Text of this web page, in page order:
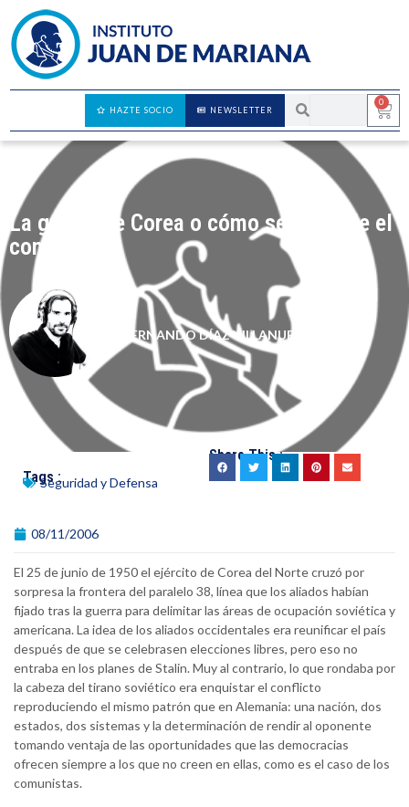
0
NEWSLETTER
HAZTE SOCIO
La guerra de Corea o cómo se expande el
comunismo
FERNANDO DÍAZ VILLANUEVA
Tags :Seguridad y Defensa
Share This :
08/11/2006
El 25 de junio de 1950 el ejército de Corea del Norte cruzó por
sorpresa la frontera del paralelo 38, línea que los aliados habían
fijado tras la guerra para delimitar las áreas de ocupación soviética y
americana. La idea de los aliados occidentales era reunificar el país
después de que se celebrasen elecciones libres, pero eso no
entraba en los planes de Stalin. Muy al contrario, lo que rondaba por
la cabeza del tirano soviético era enquistar el conflicto
reproduciendo el mismo patrón que en Alemania: una nación, dos
estados, dos sistemas y la determinación de rendir al oponente
tomando ventaja de las oportunidades que las democracias
ofrecen siempre a los que no creen en ellas, como es el caso de los
comunistas.